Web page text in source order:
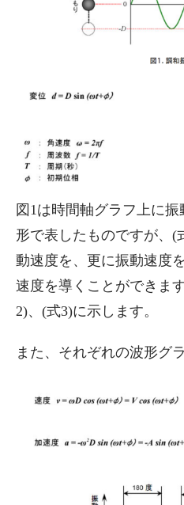
図1は時間軸グラフ上に
形で表したものですが、(
動速度を、更に振動速度
速度を導くことができま
2)、(式3)に示します。
また、それぞれの波形グ